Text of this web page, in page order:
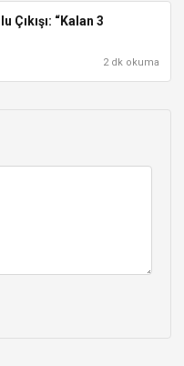
“Kalan 3
2 dk okuma